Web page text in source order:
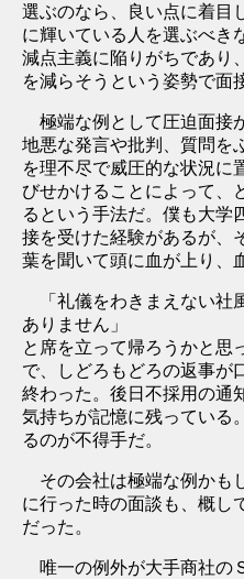
選ぶのなら、良い点に着目
に輝いている人を選ぶべき
減点主義に陥りがちであり
を減らそうという姿勢で面
極端な例として圧迫面接
地悪な発言や批判、質問を
を理不尽で威圧的な状況に
びせかけることによって、
るという手法だ。僕も大学
接を受けた経験があるが、
葉を聞いて頭に血が上り、
「礼儀をわきまえない社
ありません」
と席を立って帰ろうかと思
で、しどろもどろの返事が
終わった。後日不採用の通
気持ちが記憶に残っている
るのが不得手だ。
その会社は極端な例かも
に行った時の面談も、概し
だった。
唯一の例外が大手商社の